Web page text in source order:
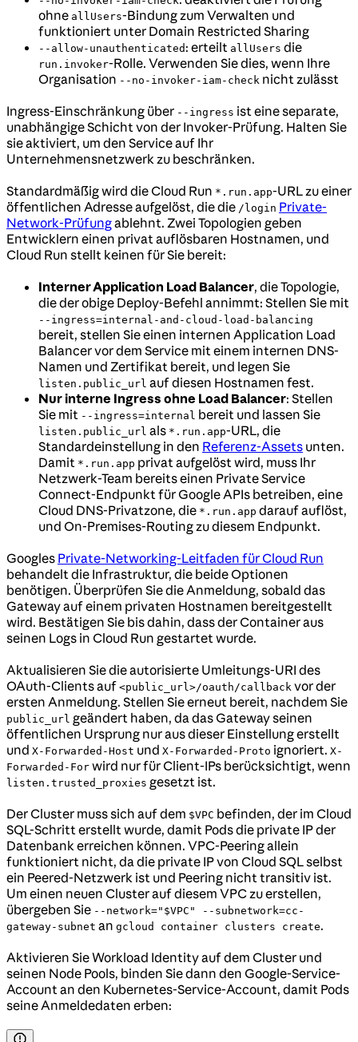
ohne allUsers-Bindung zum Verwalten und
funktioniert unter Domain Restricted Sharing
--allow-unauthenticated : erteilt allUsers die
run.invoker-Rolle. Verwenden Sie dies, wenn Ihre
Organisation --no-invoker-iam-check nicht zulässt
Ingress-Einschränkung über --ingress ist eine separate,
unabhängige Schicht von der Invoker-Prüfung. Halten Sie
sie aktiviert, um den Service auf Ihr
Unternehmensnetzwerk zu beschränken.
Standardmäßig wird die Cloud Run *.run.app-URL zu einer
öffentlichen Adresse aufgelöst, die die /login Private-
Network-Prüfungablehnt. Zwei Topologien geben
Entwicklern einen privat auflösbaren Hostnamen, und
Cloud Run stellt keinen für Sie bereit:
Interner Application Load Balancer, die Topologie,
die der obige Deploy-Befehl annimmt: Stellen Sie mit
--ingress=internal-and-cloud-load-balancing
bereit, stellen Sie einen internen Application Load
Balancer vor dem Service mit einem internen DNS-
Namen und Zertifikat bereit, und legen Sie
listen.public_url auf diesen Hostnamen fest.
Nur interne Ingress ohne Load Balancer: Stellen
Sie mit --ingress=internal bereit und lassen Sie
listen.public_url als *.run.app-URL, die
Standardeinstellung in den Referenz-Assets unten.
Damit *.run.app privat aufgelöst wird, muss Ihr
Netzwerk-Team bereits einen Private Service
Connect-Endpunkt für Google APIs betreiben, eine
Cloud DNS-Privatzone, die *.run.app darauf auflöst,
und On-Premises-Routing zu diesem Endpunkt.
Googles Private-Networking-Leitfaden für Cloud Run
behandelt die Infrastruktur, die beide Optionen
benötigen. Überprüfen Sie die Anmeldung, sobald das
Gateway auf einem privaten Hostnamen bereitgestellt
wird. Bestätigen Sie bis dahin, dass der Container aus
seinen Logs in Cloud Run gestartet wurde.
Aktualisieren Sie die autorisierte Umleitungs-URI des
OAuth-Clients auf <public_url>/oauth/callback vor der
ersten Anmeldung. Stellen Sie erneut bereit, nachdem Sie
public_url geändert haben, da das Gateway seinen
öffentlichen Ursprung nur aus dieser Einstellung erstellt
und X-Forwarded-Host und X-Forwarded-Proto ignoriert. X-
Forwarded-For wird nur für Client-IPs berücksichtigt, wenn
listen.trusted_proxies gesetzt ist.
Der Cluster muss sich auf dem $VPC befinden, der im Cloud
SQL-Schritt erstellt wurde, damit Pods die private IP der
Datenbank erreichen können. VPC-Peering allein
funktioniert nicht, da die private IP von Cloud SQL selbst
ein Peered-Netzwerk ist und Peering nicht transitiv ist.
Um einen neuen Cluster auf diesem VPC zu erstellen,
übergeben Sie --network="$VPC" --subnetwork=cc-
gateway-subnet an gcloud container clusters create.
Aktivieren Sie Workload Identity auf dem Cluster und
seinen Node Pools, binden Sie dann den Google-Service-
Account an den Kubernetes-Service-Account, damit Pods
seine Anmeldedaten erben: